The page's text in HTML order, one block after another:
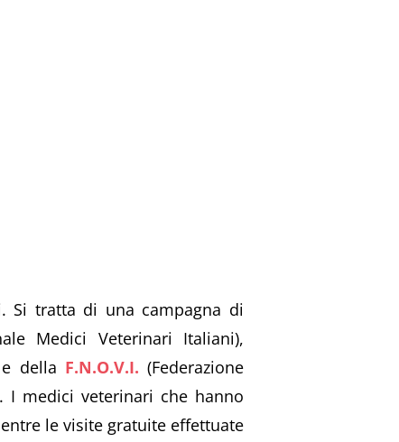
Si tratta di una campagna di
Medici Veterinari Italiani),
e della F.N.O.V.I. (Federazione
I medici veterinari che hanno
le visite gratuite effettuate